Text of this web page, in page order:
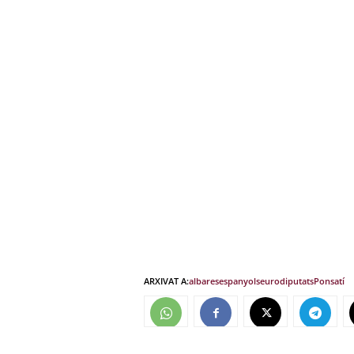
ARXIVAT A:albaresespanyolseurodiputatsPonsatí